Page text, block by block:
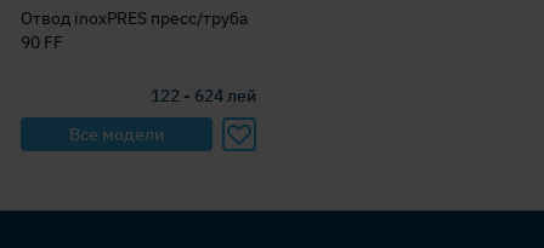
Отвод inoxPRES пресс/труба
90 FF
122 - 624лей
Все модели